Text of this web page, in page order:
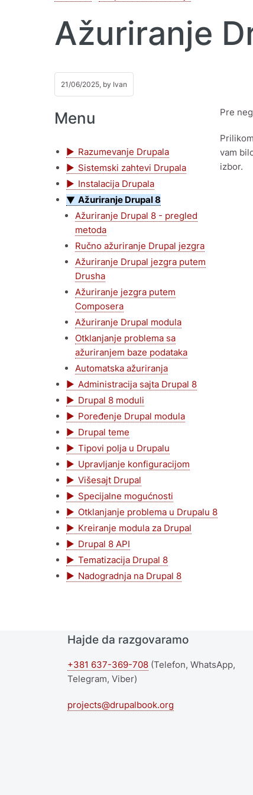
Ažuriranje
21/06/2025, by Ivan
Menu
Razumevanje Drupala
Sistemski zahtevi Drupala
Instalacija Drupala
Ažuriranje Drupal 8
Ažuriranje Drupal 8 - pregled
metoda
Ručno ažuriranje Drupal jezgra
Ažuriranje Drupal jezgra putem
Drusha
Ažuriranje jezgra putem
Composera
Ažuriranje Drupal modula
Otklanjanje problema sa
ažuriranjem baze podataka
Automatska ažuriranja
Administracija sajta Drupal 8
Drupal 8 moduli
Poređenje Drupal modula
Drupal teme
Tipovi polja u Drupalu
Upravljanje konfiguracijom
Višesajt Drupal
Specijalne mogućnosti
Otklanjanje problema u Drupalu 8
Kreiranje modula za Drupal
Drupal 8 API
Tematizacija Drupal 8
Nadogradnja na Drupal 8
Pre
vam
izbor.
Hajde da razgovaramo
+381 637-369-708 (Telefon, WhatsApp,
Telegram, Viber)
projects@drupalbook.org